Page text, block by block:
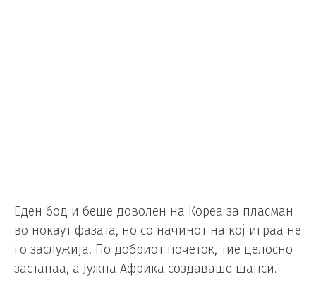
Еден бод и беше доволен на Кореа за пласман
во нокаут фазата, но со начинот на кој играа не
го заслужија. По добриот почеток, тие целосно
застанаа, а Јужна Африка создаваше шанси.